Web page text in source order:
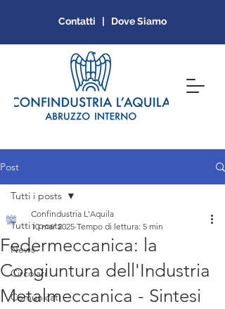
Contatti | Dove Siamo
Post
Tutti i posts
News
Circolari
Comunicati
Tutti i posts
Federmeccanica: la
Congiuntura dell'Industria
Metalmeccanica - Sintesi
Confindustria L'Aquila
10 mar 2025 Tempo di lettura: 5 min